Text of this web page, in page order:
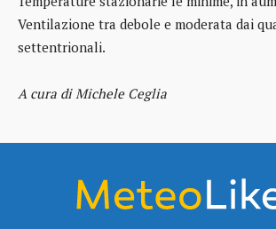
Ventilazione tra debole e moderata dai
settentrionali.
A cura di Michele Ceglia